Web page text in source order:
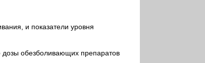
и показатели уровня
обезболивающих препаратов